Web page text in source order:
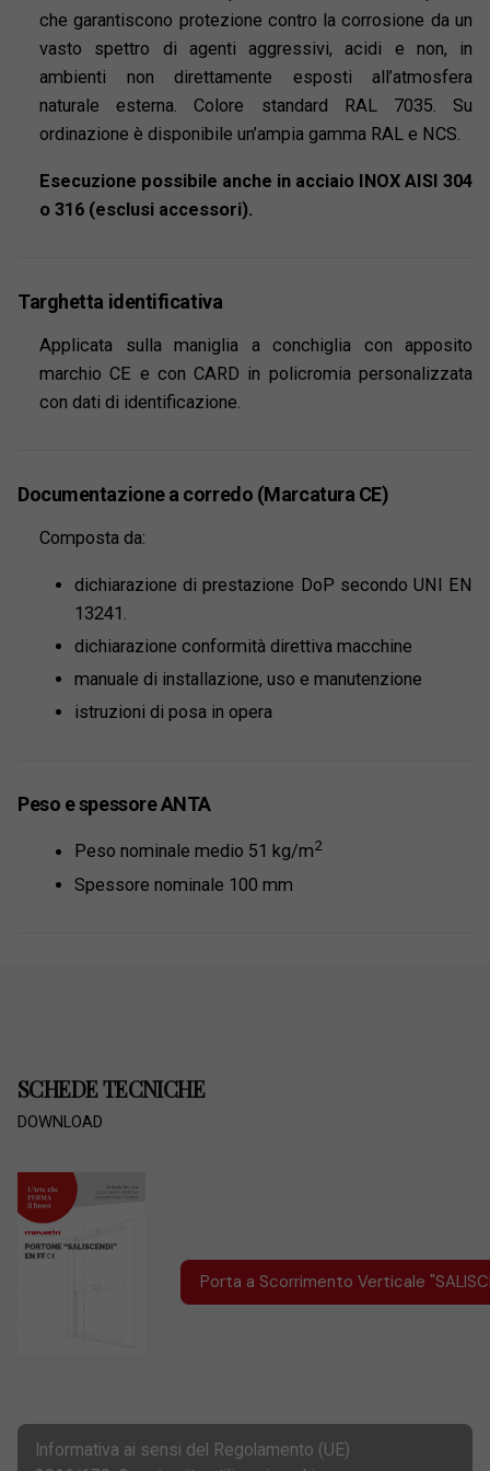
che garantiscono protezione contro la corrosione da un
vasto spettro di agenti aggressivi, acidi e non, in
ambienti non direttamente esposti all’atmosfera
naturale esterna. Colore standard RAL 7035. Su
ordinazione è disponibile un’ampia gamma RAL e NCS.
Esecuzione possibile anche in acciaio INOX AISI 304
o 316 (esclusi accessori).
Targhetta identificativa
Applicata sulla maniglia a conchiglia con apposito
marchio CE e con CARD in policromia personalizzata
con dati di identificazione.
Documentazione a corredo (Marcatura CE)
Composta da:
dichiarazione di prestazione DoP secondo UNI EN
13241.
dichiarazione conformità direttiva macchine
manuale di installazione, uso e manutenzione
istruzioni di posa in opera
Peso e spessore ANTA
Peso nominale medio 51 kg/m2
Spessore nominale 100 mm
SCHEDE TECNICHE
DOWNLOAD
Porta a Scorrimento Verticale
Informativa ai sensi del Regolamento (UE)